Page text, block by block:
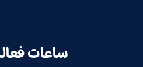
ساعات